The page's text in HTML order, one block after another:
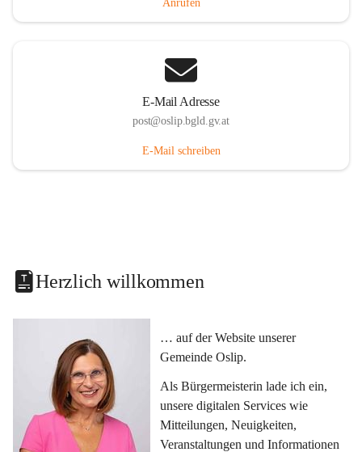
Anrufen
E-Mail Adresse
post@oslip.bgld.gv.at
E-Mail schreiben
Herzlich willkommen
… auf der Website unserer
Gemeinde Oslip.
Als Bürgermeisterin lade ich ein,
unsere digitalen Services wie
Mitteilungen, Neuigkeiten,
Veranstaltungen und Informationen